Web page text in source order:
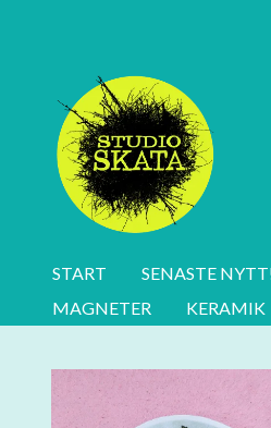
START SENASTE
MAGNETER
KERAMIK